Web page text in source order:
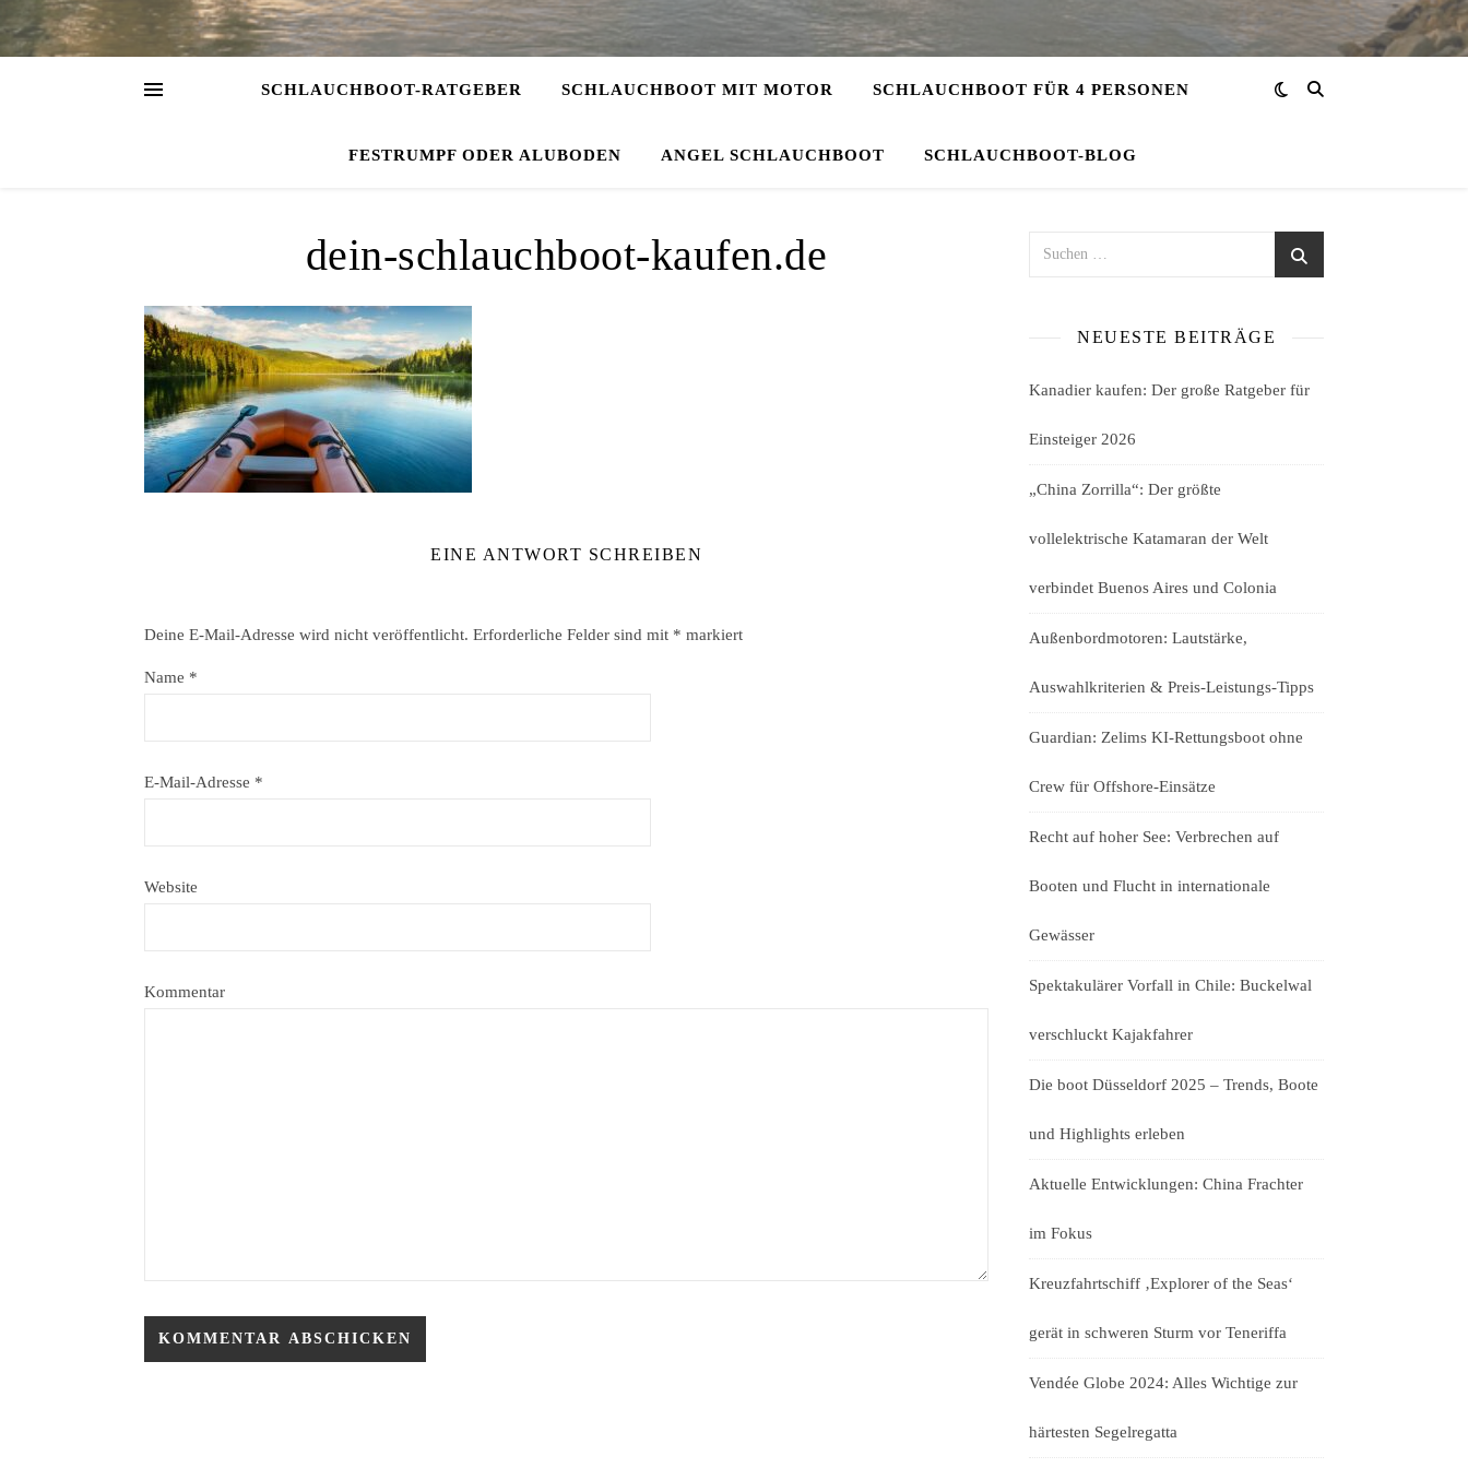
SCHLAUCHBOOT-RATGEBER SCHLAUCHBOOT MIT MOTOR SCHLAUCHBOOT FÜR 4 PERSONEN
FESTRUMPF ODER ALUBODEN ANGEL SCHLAUCHBOOT SCHLAUCHBOOT-BLOG
dein-schlauchboot-kaufen.de
EINE ANTWORT SCHREIBEN
Deine E-Mail-Adresse wird nicht veröffentlicht. Erforderliche Felder sind mit * markiert
Name *
E-Mail-Adresse *
Website
Kommentar
NEUESTE BEITRÄGE
Kanadier kaufen: Der große Ratgeber für
Einsteiger 2026
„China Zorrilla“: Der größte
vollelektrische Katamaran der Welt
verbindet Buenos Aires und Colonia
Außenbordmotoren: Lautstärke,
Auswahlkriterien & Preis-Leistungs-Tipps
Guardian: Zelims KI-Rettungsboot ohne
Crew für Offshore-Einsätze
Recht auf hoher See: Verbrechen auf
Booten und Flucht in internationale
Gewässer
Spektakulärer Vorfall in Chile: Buckelwal
verschluckt Kajakfahrer
Die boot Düsseldorf 2025 – Trends, Boote
und Highlights erleben
Aktuelle Entwicklungen: China Frachter
im Fokus
Kreuzfahrtschiff ‚Explorer of the Seas‘
gerät in schweren Sturm vor Teneriffa
Vendée Globe 2024: Alles Wichtige zur
härtesten Segelregatta